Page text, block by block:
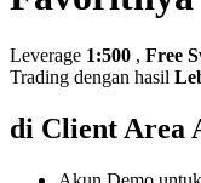
Leverage 1:500 , Free
Trading dengan hasil
di Client Area